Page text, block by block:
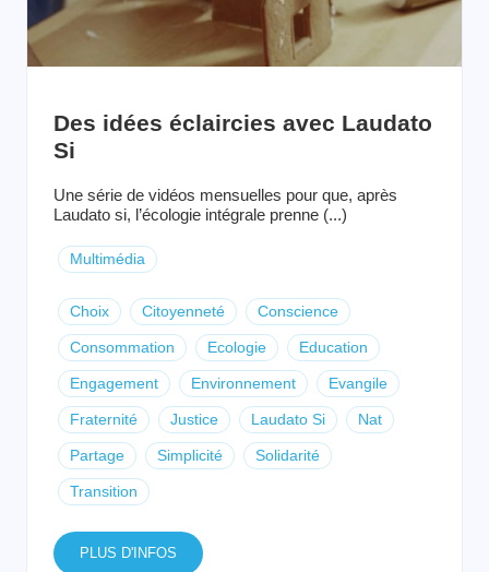
Des idées éclaircies avec Laudato
Si
Une série de vidéos mensuelles pour que, après
Laudato si, l’écologie intégrale prenne (...)
Multimédia
Choix Citoyenneté Conscience
Consommation Ecologie Education
Engagement Environnement Evangile
Fraternité Justice Laudato Si Nat
Partage Simplicité Solidarité
Transition
PLUS D'INFOS